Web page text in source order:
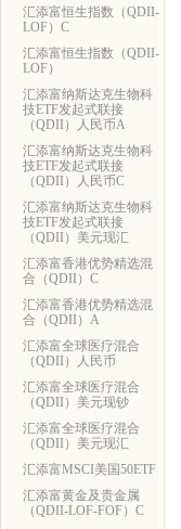
汇添富恒生指数（QDII-
LOF）C
汇添富恒生指数（QDII-
LOF）
汇添富纳斯达克生物科
技ETF发起式联接
（QDII）人民币A
汇添富纳斯达克生物科
技ETF发起式联接
（QDII）人民币C
汇添富纳斯达克生物科
技ETF发起式联接
（QDII）美元现汇
汇添富香港优势精选混
合（QDII）C
汇添富香港优势精选混
合（QDII）A
汇添富全球医疗混合
（QDII）人民币
汇添富全球医疗混合
（QDII）美元现钞
汇添富全球医疗混合
（QDII）美元现汇
汇添富MSCI美国50ETF
汇添富黄金及贵金属
（QDII-LOF-FOF）C